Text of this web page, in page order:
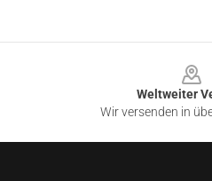
Weltweiter
Wir versenden in